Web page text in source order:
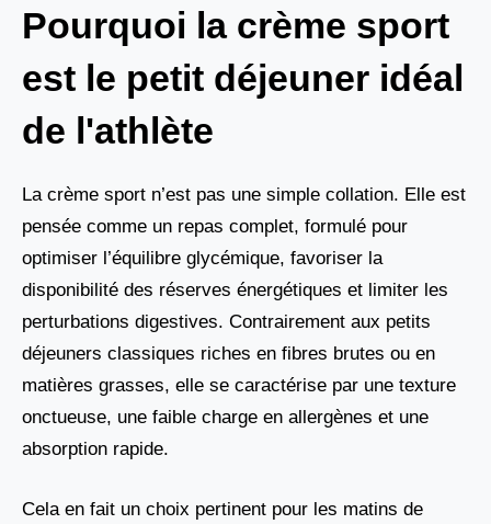
Pourquoi la crème sport
est le petit déjeuner idéal
de l'athlète
La crème sport n’est pas une simple collation. Elle est
pensée comme un repas complet, formulé pour
optimiser l’équilibre glycémique, favoriser la
disponibilité des réserves énergétiques et limiter les
perturbations digestives. Contrairement aux petits
déjeuners classiques riches en fibres brutes ou en
matières grasses, elle se caractérise par une texture
onctueuse, une faible charge en allergènes et une
absorption rapide.
Cela en fait un choix pertinent pour les matins de